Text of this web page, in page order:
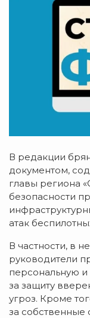
В редакции
документом,
главы региона
безопасности
атак
В частности, в
руководители
персональную и
за защиту
угроз. Кроме
за собственные